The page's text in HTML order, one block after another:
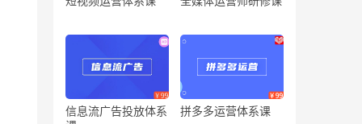
信息流广告投放体系
拼多多运营体系课